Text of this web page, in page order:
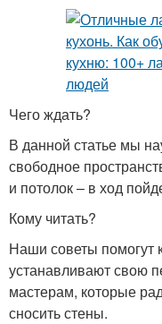
Чего ждать?
В данной статье мы
свободное
и потолок – в ход
Кому читать?
Наши советы помогут
устанавливают свою
мастерам, которые
сносить стены.